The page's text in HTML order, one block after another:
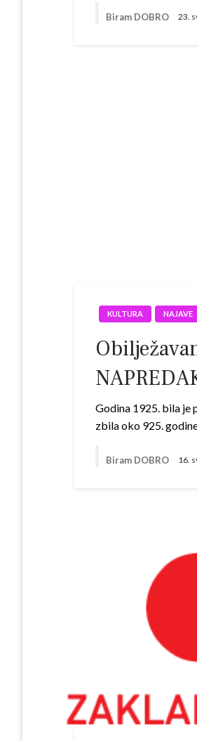
Biram DOBRO 23.
KULTURA NAJAVE
Godina 1925. bila je
zbila oko 925.
Biram DOBRO 16.